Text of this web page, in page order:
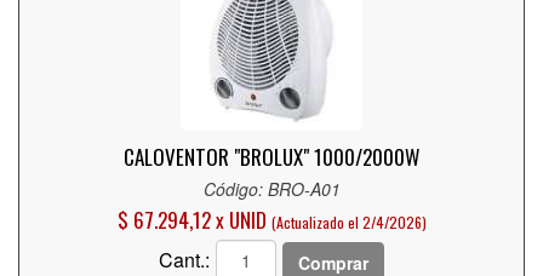
CALOVENTOR "BROLUX" 1000/2000W
Código: BRO-A01
$ 67.294,12 x UNID (Actualizado el 2/4/2026)
Cant.: Comprar